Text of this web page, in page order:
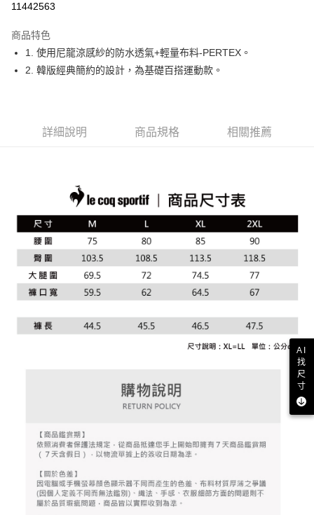
悠遊付
大哥付你分期
2.付款方式選擇「大哥付你分期」，訂單成立後會自動跳轉到大哥付的交易
流程，驗證手機門號後，選擇欲分期的期數、繳款截止日，確認付款後即完
消。如遇「轉專審核」未通過狀況，表示未達大哥付你分期系統評分，恕無
法說明評估內容。
【繳款方式說明】
1.分期款項不併入電信帳單，「大哥付你分期」於每月結算日後寄送繳費提
醒簡訊。
2.透過簡訊連結打開帳單後，可選擇「超商條碼／台灣大直營門市／銀行轉
帳／街口支付／iPASS MONEY」等通路繳費。
【注意事項】
1.本服務係由「台灣大哥大股份有限公司」（以下簡稱本公司）所提供，讓
買賣價金債權讓與本公司後，依約使用本公司帳單繳交帳款。
2.基於同意付款使用「大哥付你分期」之契約關係目的，商店將以您的個人
資料（包含姓名、電話或地址）提供予台灣大哥大進項蒐集、處理及利用，
相關說明
２．便利：只要手機號碼，簡訊認證，即可結帳。
３．安心：先確認商品／服務後，再付款。
【「AFTEE先享後付」結帳流程】
１．於結帳方式選擇「AFTEE先享後付」後，將跳轉至「AFTEE先享後付」
結帳頁面，進行簡訊認證並確認金額後，即可完成結帳。
２．訂單成立數日內，您將收到繳費通知簡訊。
３．收到繳費通知簡訊後14天內，點擊此簡訊中的連結，可透過四大超商／
ATM／網路銀行／等多元方式進行付款，方視為交易完成。
購買商品的店家。未經商家同意取消之訂單仍視為有效，需透過AFTEE先享
後付繳納相關費用。
※ 交易是否成功請以「AFTEE先享後付 」之結帳頁面顯示為準，若有關於
１．透過由恩沛科技股份有限公司提供之「AFTEE先享後付」服務完成之交
易，需依本服務之必要範圍內提供個人資料，並將交易相關給付款項請求債
權轉讓予恩沛科技股份有限公司。
２．關於個人資料處理事宜，請瀏覽以下網址：
https://aftee.tw/terms/#terms3
３．未成年的使用者請事先徵得法定代理人或監護人之同意方可使用
「AFTEE先享後付」，若未經同意申辦者引起之損失，本公司不負相關責
４．使用「AFTEE先享後付」時，將依據個別帳號之用戶狀況，依本公司即
免運費
付款後全家取貨
免運費
萊爾富取貨付款
免運費
付款後7-11取貨
免運費
免運費
11442563
商品特色
1. 使用尼龍涼感紗的防水透氣+輕量布料-PERTEX。
2. 韓版經典簡約的設計，為基礎百搭運動款。
詳細說明 商品規格 相關推薦
AI
找
尺
寸